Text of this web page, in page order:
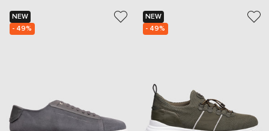
NEW
- 49%
NEW
- 49%